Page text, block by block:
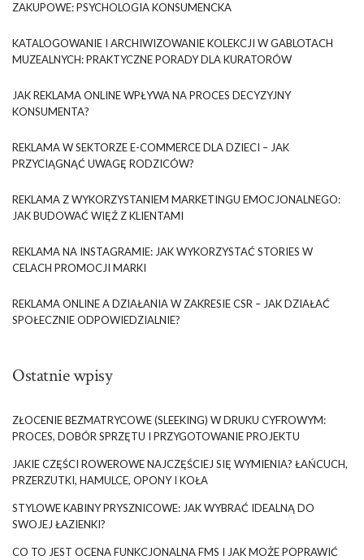
ZAKUPOWE: PSYCHOLOGIA KONSUMENCKA
KATALOGOWANIE I ARCHIWIZOWANIE KOLEKCJI W GABLOTACH
MUZEALNYCH: PRAKTYCZNE PORADY DLA KURATORÓW
JAK REKLAMA ONLINE WPŁYWA NA PROCES DECYZYJNY
KONSUMENTA?
REKLAMA W SEKTORZE E-COMMERCE DLA DZIECI – JAK
PRZYCIĄGNĄĆ UWAGĘ RODZICÓW?
REKLAMA Z WYKORZYSTANIEM MARKETINGU EMOCJONALNEGO:
JAK BUDOWAĆ WIĘŹ Z KLIENTAMI
REKLAMA NA INSTAGRAMIE: JAK WYKORZYSTAĆ STORIES W
CELACH PROMOCJI MARKI
REKLAMA ONLINE A DZIAŁANIA W ZAKRESIE CSR – JAK DZIAŁAĆ
SPOŁECZNIE ODPOWIEDZIALNIE?
Ostatnie wpisy
ZŁOCENIE BEZMATRYCOWE (SLEEKING) W DRUKU CYFROWYM:
PROCES, DOBÓR SPRZĘTU I PRZYGOTOWANIE PROJEKTU
JAKIE CZĘŚCI ROWEROWE NAJCZĘŚCIEJ SIĘ WYMIENIA? ŁAŃCUCH,
PRZERZUTKI, HAMULCE, OPONY I KOŁA
STYLOWE KABINY PRYSZNICOWE: JAK WYBRAĆ IDEALNĄ DO
SWOJEJ ŁAZIENKI?
CO TO JEST OCENA FUNKCJONALNA FMS I JAK MOŻE POPRAWIĆ